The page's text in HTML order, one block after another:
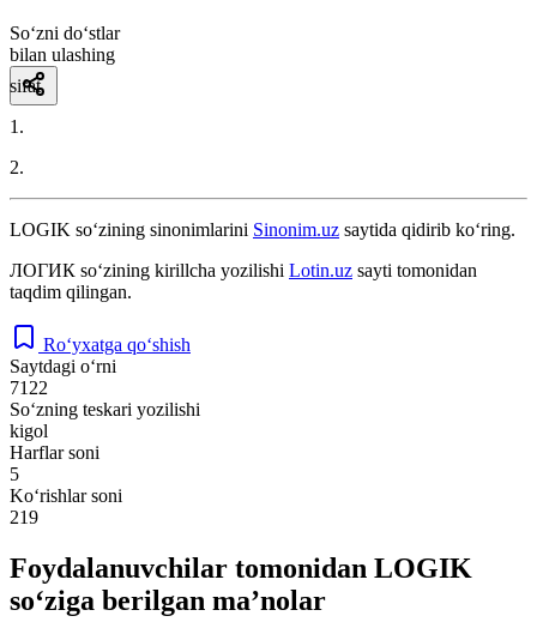
So‘zni do‘stlar
bilan ulashing
sifat
1.
2.
LOGIK so‘zining sinonimlarini Sinonim.uz saytida qidirib ko‘ring.
ЛОГИК so‘zining kirillcha yozilishi Lotin.uz sayti tomonidan
taqdim qilingan.
Ro‘yxatga qo‘shish
Saytdagi o‘rni
7122
So‘zning teskari yozilishi
kigol
Harflar soni
5
Ko‘rishlar soni
219
Foydalanuvchilar tomonidan LOGIK
so‘ziga berilgan ma’nolar